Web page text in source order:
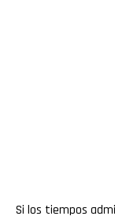
Si los tiempos